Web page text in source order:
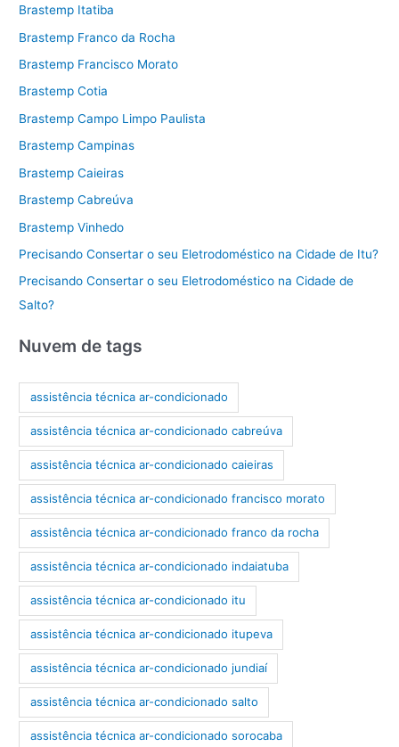
Brastemp Itatiba
Brastemp Franco da Rocha
Brastemp Francisco Morato
Brastemp Cotia
Brastemp Campo Limpo Paulista
Brastemp Campinas
Brastemp Caieiras
Brastemp Cabreúva
Brastemp Vinhedo
Precisando Consertar o seu Eletrodoméstico na Cidade de Itu?
Precisando Consertar o seu Eletrodoméstico na Cidade de
Salto?
Nuvem de tags
assistência técnica ar-condicionado
assistência técnica ar-condicionado cabreúva
assistência técnica ar-condicionado caieiras
assistência técnica ar-condicionado francisco morato
assistência técnica ar-condicionado franco da rocha
assistência técnica ar-condicionado indaiatuba
assistência técnica ar-condicionado itu
assistência técnica ar-condicionado itupeva
assistência técnica ar-condicionado jundiaí
assistência técnica ar-condicionado salto
assistência técnica ar-condicionado sorocaba